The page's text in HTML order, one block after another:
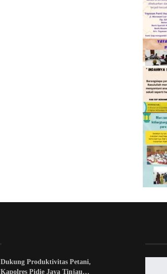
Dukung Produktivitas Petani,
Kapolres Pidie Jaya Tinjau…